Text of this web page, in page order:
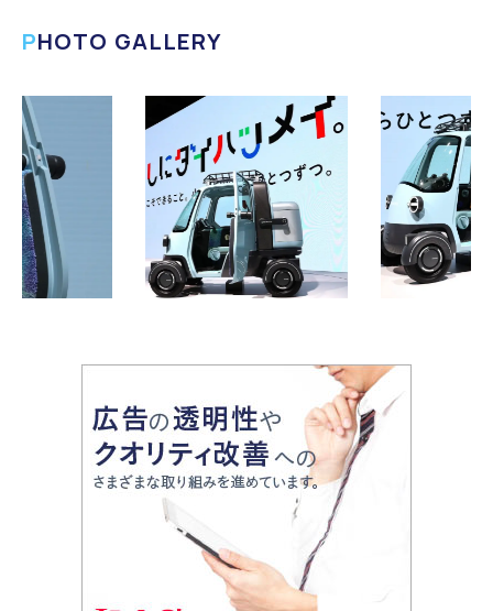
PHOTO GALLERY